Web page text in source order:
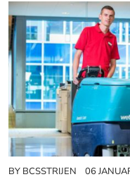
BY BCSSTRIJEN 06